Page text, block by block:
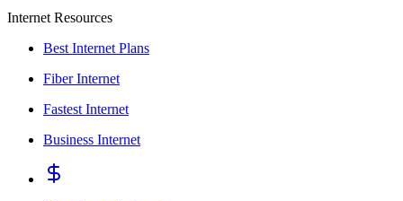
Internet Resources
Best Internet Plans
Fiber Internet
Fastest Internet
Business Internet